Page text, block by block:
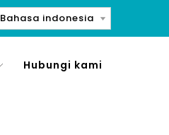
Bahasa indonesia
Hubungi kami